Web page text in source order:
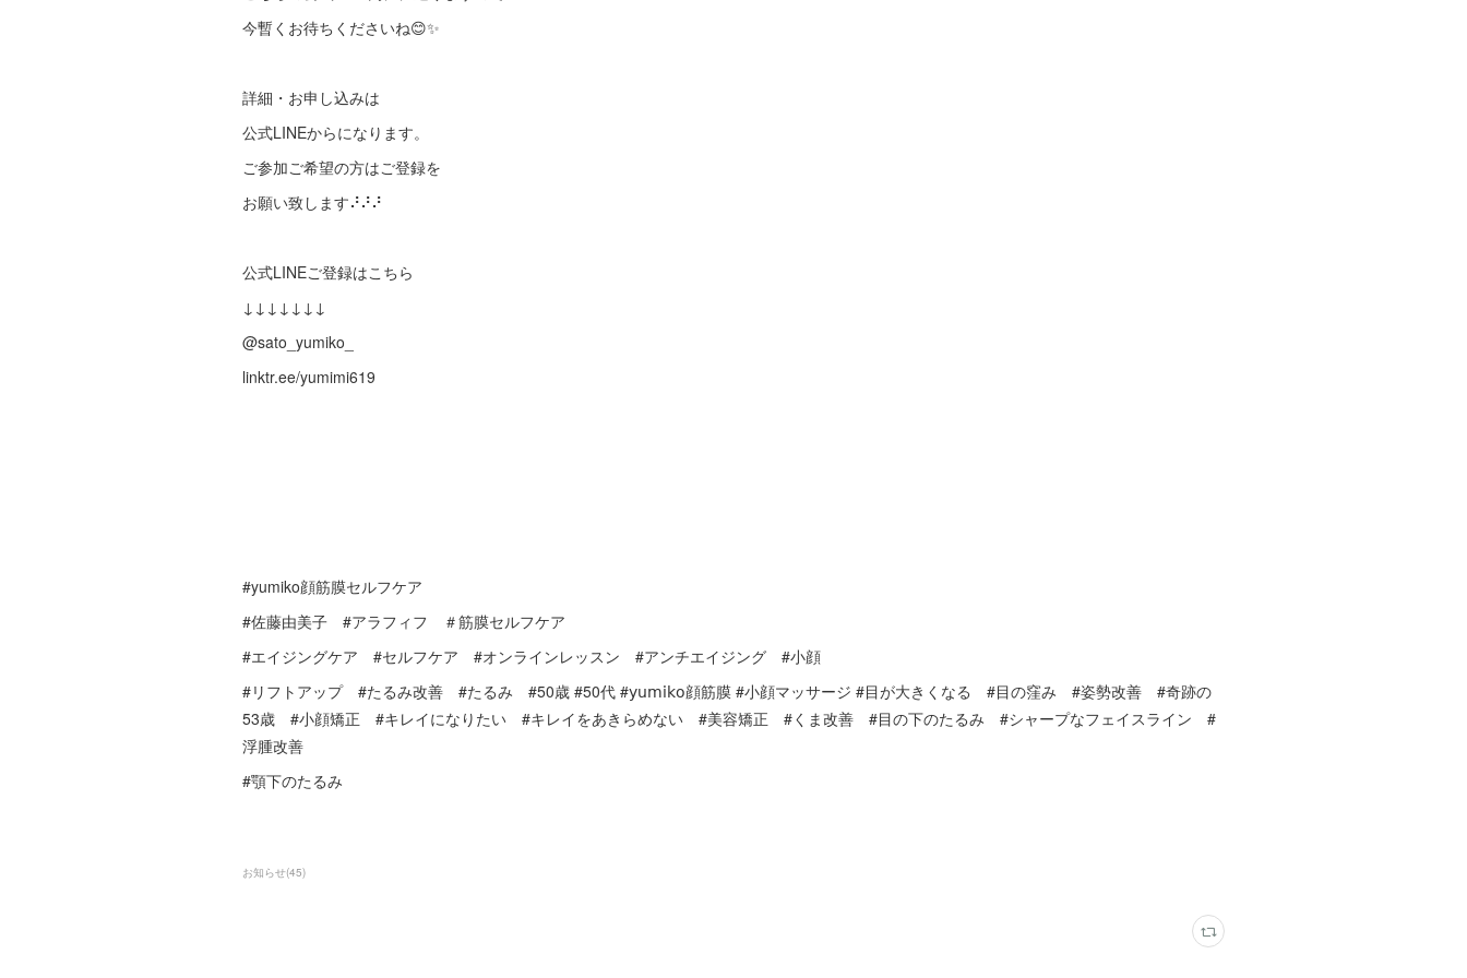
今暫くお待ちくださいね😊✨
詳細・お申し込みは
公式LINEからになります。
ご参加ご希望の方はご登録を
お願い致します⠜⠜⠜
公式LINEご登録はこちら
↓↓↓↓↓↓↓
@sato_yumiko_
linktr.ee/yumimi619
#yumiko顔筋膜セルフケア
#佐藤由美子 #アラフィフ ＃筋膜セルフケア
#エイジングケア #セルフケア #オンラインレッスン #アンチエイジング #小顔
#リフトアップ #たるみ改善 #たるみ #50歳 #50代 #𝗒𝗎𝗆𝗂𝗄𝗈顔筋膜 #小顔マッサージ #目が大きくなる #目の窪み #姿勢改善 #奇跡の
53歳 #小顔矯正 #キレイになりたい #キレイをあきらめない #美容矯正 #くま改善 #目の下のたるみ #シャープなフェイスライン #
浮腫改善
#顎下のたるみ
お知らせ(45)